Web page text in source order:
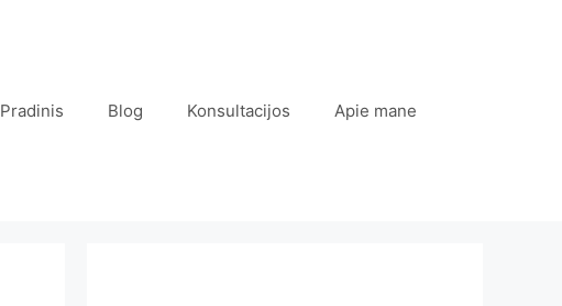
Pradinis Blog Konsultacijos Apie mane